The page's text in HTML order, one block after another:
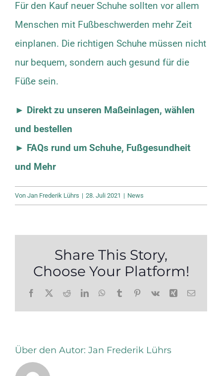
Für den Kauf neuer Schuhe sollten vor allem
Menschen mit Fußbeschwerden mehr Zeit
einplanen. Die richtigen Schuhe müssen nicht
nur bequem, sondern auch gesund für die
Füße sein.
► Direkt zu unseren Maßeinlagen, wählen
und bestellen
► FAQs rund um Schuhe, Fußgesundheit
und Mehr
Von Jan Frederik Lührs | 28. Juli 2021 | News
Share This Story,
Choose Your Platform!
Facebook
X RedditLinkedInWhatsApp
TumblrPinterest
Vk Xing E-
Über den Autor: Jan Frederik Lührs